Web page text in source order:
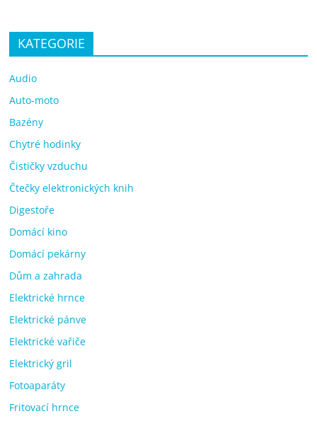
KATEGORIE
Audio
Auto-moto
Bazény
Chytré hodinky
Čističky vzduchu
Čtečky elektronických knih
Digestoře
Domácí kino
Domácí pekárny
Dům a zahrada
Elektrické hrnce
Elektrické pánve
Elektrické vařiče
Elektrický gril
Fotoaparáty
Fritovací hrnce